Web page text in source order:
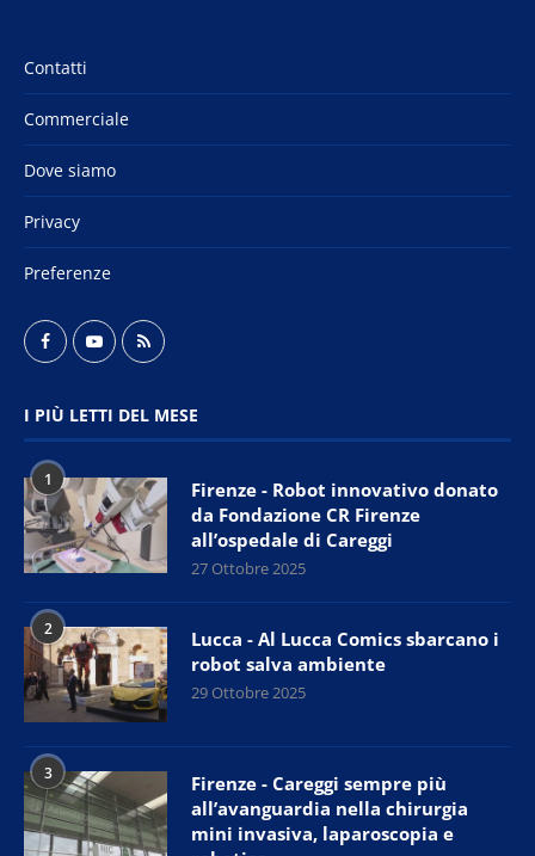
Contatti
Commerciale
Dove siamo
Privacy
Preferenze
I PIÙ LETTI DEL MESE
1
Firenze - Robot innovativo donato
da Fondazione CR Firenze
all’ospedale di Careggi
27 Ottobre 2025
2
Lucca - Al Lucca Comics sbarcano i
robot salva ambiente
29 Ottobre 2025
3
Firenze - Careggi sempre più
all’avanguardia nella chirurgia
mini invasiva, laparoscopia e